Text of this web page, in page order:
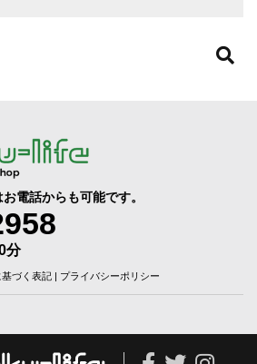
電話からも可能です。
分
づく表記| プライバシーポリシー